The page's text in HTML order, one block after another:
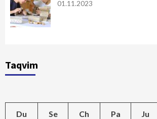
01.11.2023
Taqvim
Du Se Ch Pa Ju